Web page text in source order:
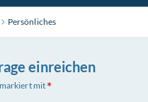
Persönliches
einreichen
mit